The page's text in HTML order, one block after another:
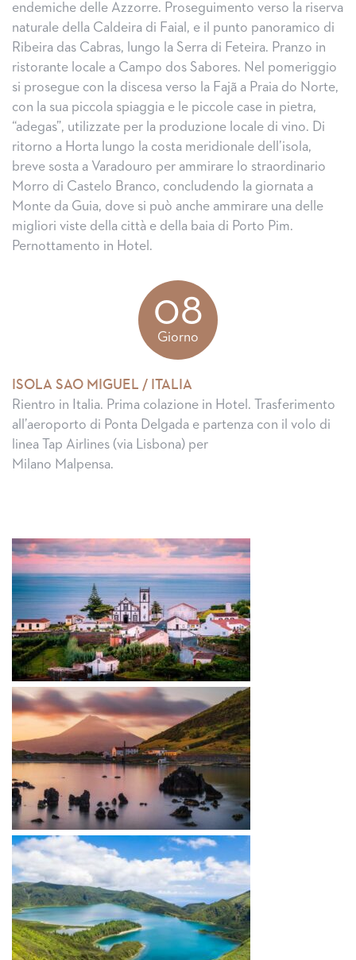
endemiche delle Azzorre. Proseguimento verso la riserva
naturale della Caldeira di Faial, e il punto panoramico di
Ribeira das Cabras, lungo la Serra di Feteira. Pranzo in
ristorante locale a Campo dos Sabores. Nel pomeriggio
si prosegue con la discesa verso la Fajã a Praia do Norte,
con la sua piccola spiaggia e le piccole case in pietra,
“adegas”, utilizzate per la produzione locale di vino. Di
ritorno a Horta lungo la costa meridionale dell’isola,
breve sosta a Varadouro per ammirare lo straordinario
Morro di Castelo Branco, concludendo la giornata a
Monte da Guia, dove si può anche ammirare una delle
migliori viste della città e della baia di Porto Pim.
Pernottamento in Hotel.
08
Giorno
ISOLA SAO MIGUEL / ITALIA
Rientro in Italia. Prima colazione in Hotel. Trasferimento
all’aeroporto di Ponta Delgada e partenza con il volo di
linea Tap Airlines (via Lisbona) per
Milano Malpensa.